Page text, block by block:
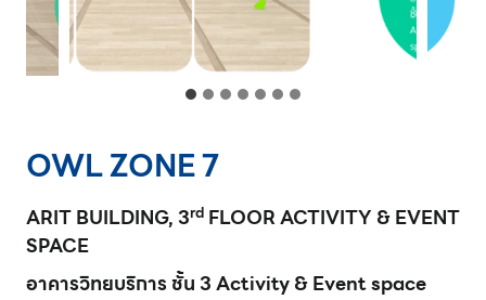
OWL ZONE 7
ARIT BUILDING, 3rd FLOOR ACTIVITY & EVENT
SPACE
อาคารวิทยบริการ ชั้น 3 Activity & Event space